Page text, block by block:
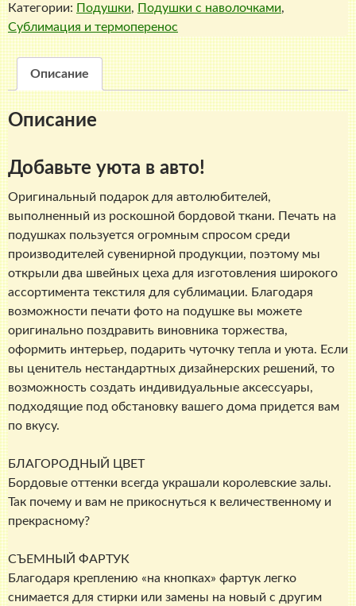
треугольный
знак
LIFE
(35x35x35см)
Категории: Подушки, Подушки с наволочками,
Сублимация и термоперенос
Описание
Описание
Добавьте уюта в авто!
Оригинальный подарок для автолюбителей,
выполненный из роскошной бордовой ткани. Печать на
подушках пользуется огромным спросом среди
производителей сувенирной продукции, поэтому мы
открыли два швейных цеха для изготовления широкого
ассортимента текстиля для сублимации. Благодаря
возможности печати фото на подушке вы можете
оригинально поздравить виновника торжества,
оформить интерьер, подарить чуточку тепла и уюта. Если
вы ценитель нестандартных дизайнерских решений, то
возможность создать индивидуальные аксессуары,
подходящие под обстановку вашего дома придется вам
по вкусу.
БЛАГОРОДНЫЙ ЦВЕТ
Бордовые оттенки всегда украшали королевские залы.
Так почему и вам не прикоснуться к величественному и
прекрасному?
СЪЕМНЫЙ ФАРТУК
Благодаря креплению «на кнопках» фартук легко
снимается для стирки или замены на новый с другим